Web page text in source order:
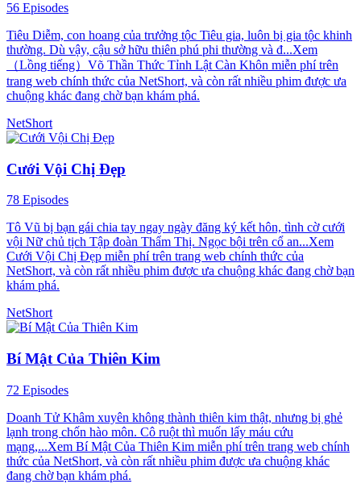
56 Episodes
Tiêu Diễm, con hoang của trưởng tộc Tiêu gia, luôn bị gia tộc khinh
thường. Dù vậy, cậu sở hữu thiên phú phi thường và đ...Xem
（Lồng tiếng）Võ Thần Thức Tỉnh Lật Càn Khôn miễn phí trên
trang web chính thức của NetShort, và còn rất nhiều phim được ưa
chuộng khác đang chờ bạn khám phá.
NetShort
Cưới Vội Chị Đẹp
78 Episodes
Tô Vũ bị bạn gái chia tay ngay ngày đăng ký kết hôn, tình cờ cưới
vội Nữ chủ tịch Tập đoàn Thẩm Thị. Ngọc bội trên cổ an...Xem
Cưới Vội Chị Đẹp miễn phí trên trang web chính thức của
NetShort, và còn rất nhiều phim được ưa chuộng khác đang chờ bạn
khám phá.
NetShort
Bí Mật Của Thiên Kim
72 Episodes
Doanh Tử Khâm xuyên không thành thiên kim thật, nhưng bị ghẻ
lạnh trong chốn hào môn. Cô ruột thì muốn lấy máu cứu
mạng,...Xem Bí Mật Của Thiên Kim miễn phí trên trang web chính
thức của NetShort, và còn rất nhiều phim được ưa chuộng khác
đang chờ bạn khám phá.